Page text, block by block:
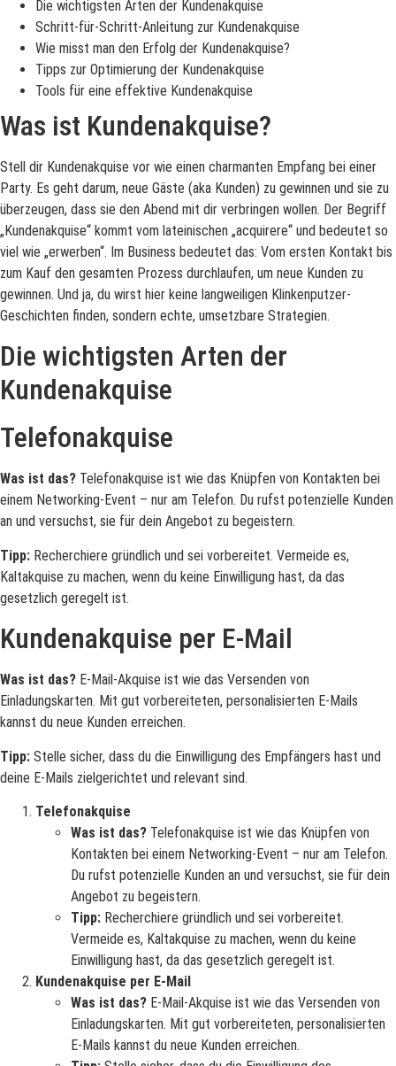
Die wichtigsten Arten der Kundenakquise
Schritt-für-Schritt-Anleitung zur Kundenakquise
Wie misst man den Erfolg der Kundenakquise?
Tipps zur Optimierung der Kundenakquise
Tools für eine effektive Kundenakquise
Was ist Kundenakquise?
Stell dir Kundenakquise vor wie einen charmanten Empfang bei einer
Party. Es geht darum, neue Gäste (aka Kunden) zu gewinnen und sie zu
überzeugen, dass sie den Abend mit dir verbringen wollen. Der Begriff
„Kundenakquise“ kommt vom lateinischen „acquirere“ und bedeutet so
viel wie „erwerben“. Im Business bedeutet das: Vom ersten Kontakt bis
zum Kauf den gesamten Prozess durchlaufen, um neue Kunden zu
gewinnen. Und ja, du wirst hier keine langweiligen Klinkenputzer-
Geschichten finden, sondern echte, umsetzbare Strategien.
Die wichtigsten Arten der
Kundenakquise
Telefonakquise
Was ist das? Telefonakquise ist wie das Knüpfen von Kontakten bei
einem Networking-Event – nur am Telefon. Du rufst potenzielle Kunden
an und versuchst, sie für dein Angebot zu begeistern.
Tipp: Recherchiere gründlich und sei vorbereitet. Vermeide es,
Kaltakquise zu machen, wenn du keine Einwilligung hast, da das
gesetzlich geregelt ist.
Kundenakquise per E-Mail
Was ist das? E-Mail-Akquise ist wie das Versenden von
Einladungskarten. Mit gut vorbereiteten, personalisierten E-Mails
kannst du neue Kunden erreichen.
Tipp: Stelle sicher, dass du die Einwilligung des Empfängers hast und
deine E-Mails zielgerichtet und relevant sind.
Telefonakquise
Was ist das? Telefonakquise ist wie das Knüpfen von
Kontakten bei einem Networking-Event – nur am Telefon.
Du rufst potenzielle Kunden an und versuchst, sie für dein
Angebot zu begeistern.
Tipp: Recherchiere gründlich und sei vorbereitet.
Vermeide es, Kaltakquise zu machen, wenn du keine
Einwilligung hast, da das gesetzlich geregelt ist.
Kundenakquise per E-Mail
Was ist das? E-Mail-Akquise ist wie das Versenden von
Einladungskarten. Mit gut vorbereiteten, personalisierten
E-Mails kannst du neue Kunden erreichen.